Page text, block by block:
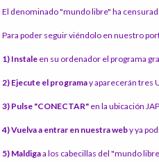
El denominado "mundo libre" ha
Para poder seguir viéndolo en nuestro
1) Instale en su ordenador el programa
2) Ejecute el programay aparecerán tres
3) Pulse "CONECTAR" en la ubicación
4) Vuelva a entrar en nuestra weby ya
5) Maldigaa los cabecillas del "mundo